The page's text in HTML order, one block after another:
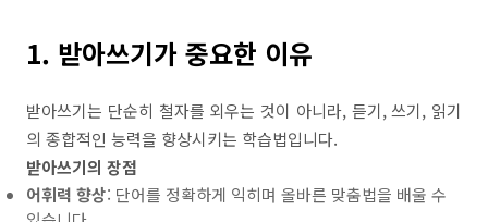
1. 받아쓰기가 중요한 이유
받아쓰기는 단순히 철자를 외우는 것이 아니라, 듣기, 쓰기, 읽기
의 종합적인 능력을 향상시키는 학습법입니다.
받아쓰기의 장점
어휘력 향상: 단어를 정확하게 익히며 올바른 맞춤법을 배울 수